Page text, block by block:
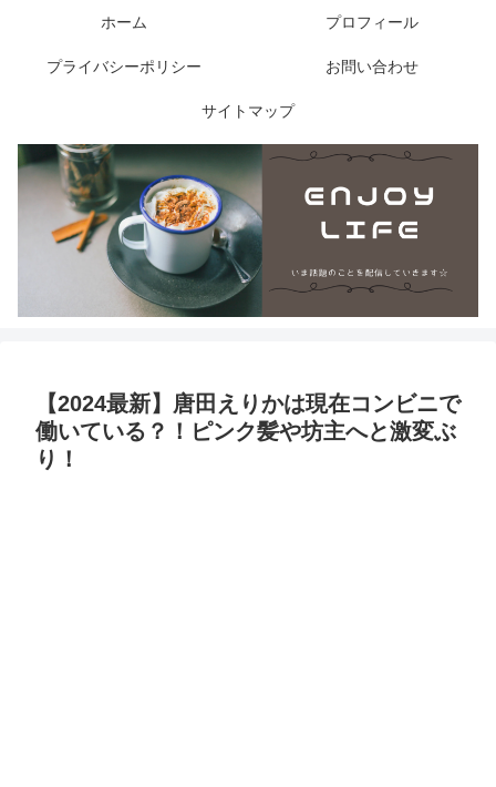
ホーム プロフィール
プライバシーポリシー お問い合わせ
サイトマップ
【2024最新】唐田えりかは現在コンビニで
働いている？！ピンク髪や坊主へと激変ぶ
り！